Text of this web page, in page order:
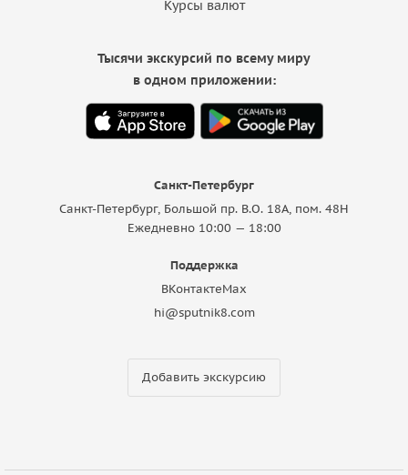
Курсы валют
Санкт-Петербург
Санкт-Петербург, Большой пр. В.О. 18A, пом. 48Н
Ежедневно 10:00 — 18:00
Поддержка
ВКонтактеMax
hi@sputnik8.com
Добавить экскурсию
Тысячи экскурсий по всему миру
в одном приложении: